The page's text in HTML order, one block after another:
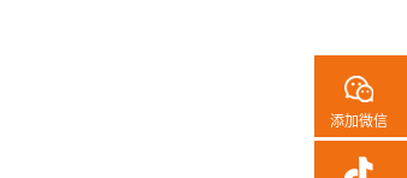
添加微信